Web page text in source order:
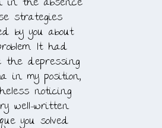
strategies
by you about
It had
the depressing
in my position,
noticing
well-written
you solved